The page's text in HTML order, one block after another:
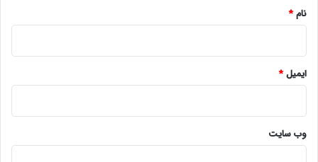
نام*
ایمیل*
وب‌ سایت